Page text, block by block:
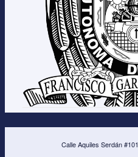
Calle Aquiles Serdán #101